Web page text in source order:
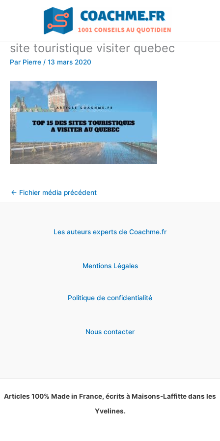
site touristique visiter quebec
Par Pierre / 13 mars 2020
← Fichier média précédent
Les auteurs experts de Coachme.fr
Mentions Légales
Politique de confidentialité
Nous contacter
Articles 100% Made in France, écrits à Maisons-Laffitte dans les
Yvelines.